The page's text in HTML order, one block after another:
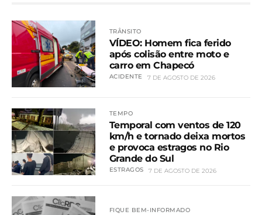
TRÂNSITO
VÍDEO: Homem fica ferido
após colisão entre moto e
carro em Chapecó
ACIDENTE 7 DE AGOSTO DE 2026
TEMPO
Temporal com ventos de 120
km/h e tornado deixa mortos
e provoca estragos no Rio
Grande do Sul
ESTRAGOS 7 DE AGOSTO DE 2026
FIQUE BEM-INFORMADO